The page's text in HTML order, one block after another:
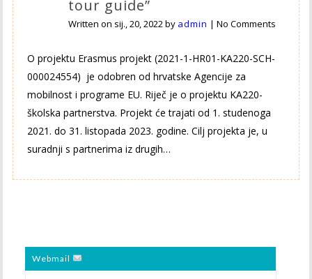
tour guide”
Written on sij., 20, 2022by admin |No Comments
O projektu Erasmus projekt (2021-1-HR01-KA220-SCH-
000024554) je odobren od hrvatske Agencije za
mobilnost i programe EU. Riječ je o projektu KA220-
školska partnerstva. Projekt će trajati od 1. studenoga
2021. do 31. listopada 2023. godine. Cilj projekta je, u
suradnji s partnerima iz drugih…
Webmail